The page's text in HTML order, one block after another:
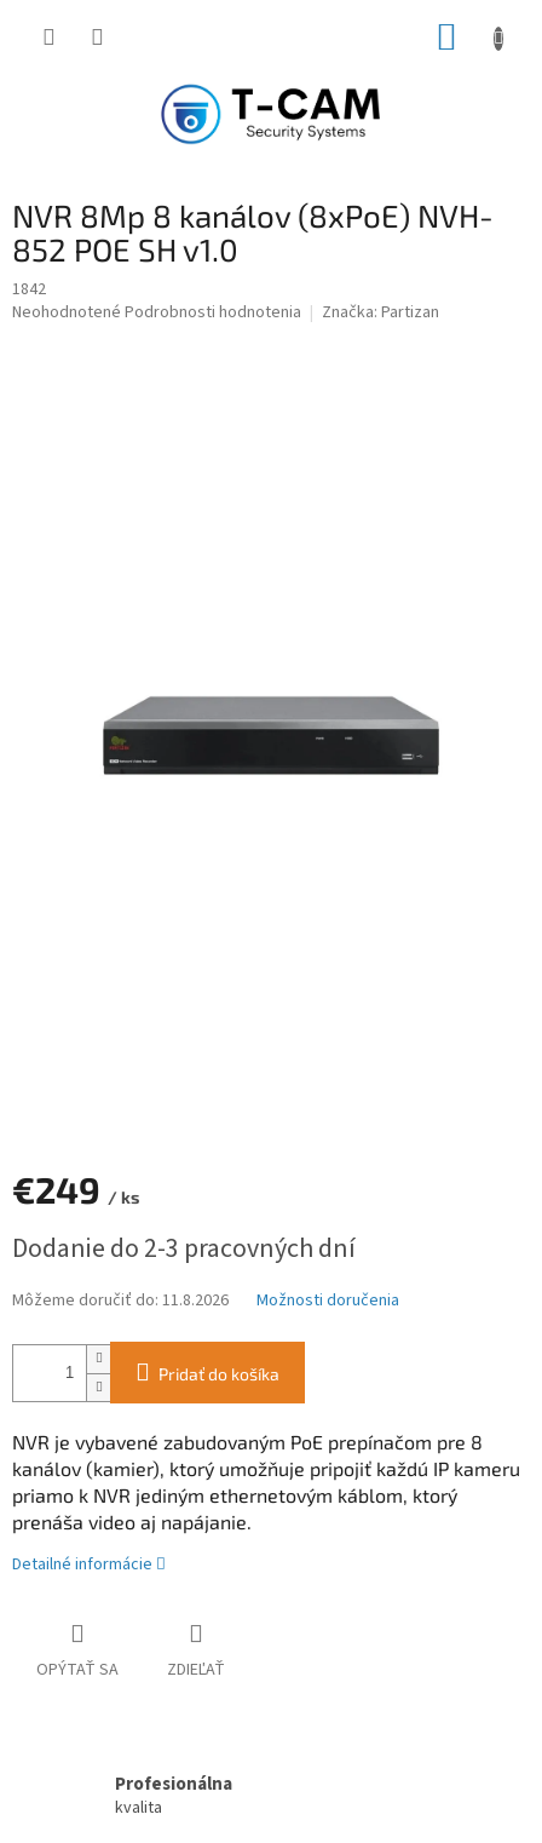
NVR 8Mp 8 kanálov (8xPoE) NVH-
852 POE SH v1.0
1842
Priemerné
Neohodnotené Podrobnosti hodnotenia Značka: Partizan
€249 / ks
cena:
Dodanie do 2-3 pracovných dní
Môžeme doručiť do: 11.8.2026 Možnosti doručenia
Pridať do košíka
NVR je vybavené zabudovaným PoE prepínačom pre 8
kanálov (kamier), ktorý umožňuje pripojiť každú IP kameru
priamo k NVR jediným ethernetovým káblom, ktorý
prenáša video aj napájanie.
Detailné informácie
OPÝTAŤ SA ZDIEĽAŤ
Profesionálna
kvalita